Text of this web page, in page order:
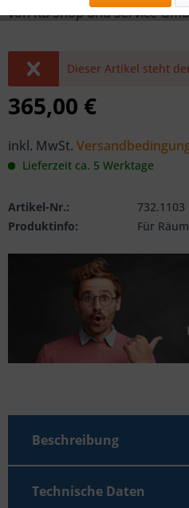
von KB Shop und Service
Dieser Artikel steht
365,00 €
inkl. MwSt.
Lieferzeit ca. 5 Werktage
Artikel-Nr.:
732.1103
Produktinfo:
Für
Beschreibung
Technische Daten